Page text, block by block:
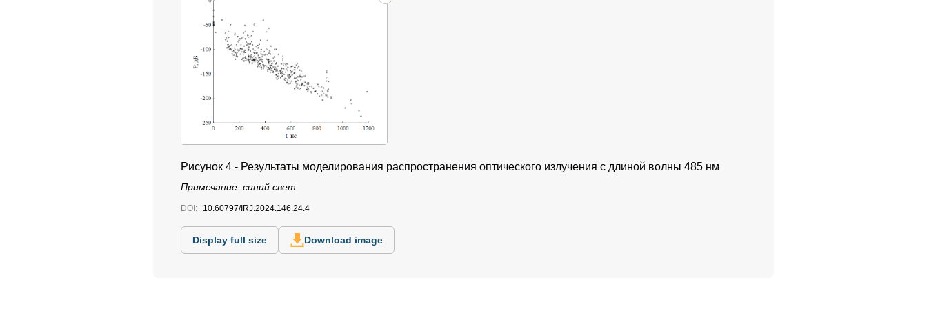
Рисунок 4 - Результаты моделирования распространения оптического излучения с длиной волны 485 нм
Примечание: синий свет
DOI: 10.60797/IRJ.2024.146.24.4
Display full size Download image